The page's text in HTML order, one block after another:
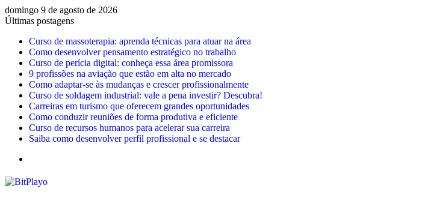
domingo 9 de agosto de 2026
Últimas postagens
Curso de massoterapia: aprenda técnicas para atuar na área
Como desenvolver pensamento estratégico no trabalho
Curso de perícia digital: conheça essa área promissora
9 profissões na aviação que estão em alta no mercado
Como adaptar-se às mudanças e crescer profissionalmente
Curso de soldagem industrial: vale a pena investir? Descubra!
Carreiras em turismo que oferecem grandes oportunidades
Como conduzir reuniões de forma produtiva e eficiente
Curso de recursos humanos para acelerar sua carreira
Saiba como desenvolver perfil profissional e se destacar